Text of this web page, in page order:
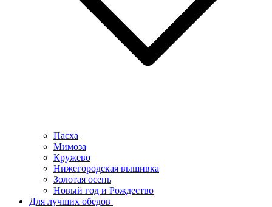
Пасха
Мимоза
Кружево
Нижегородская вышивка
Золотая осень
Новый год и Рождество
Для лучших обедов